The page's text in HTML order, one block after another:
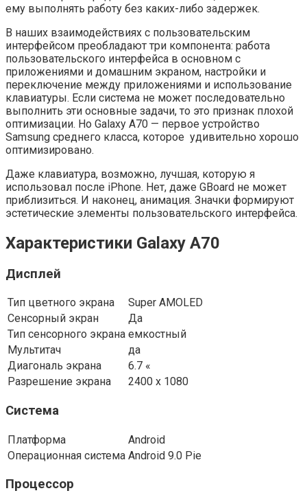
ему выполнять работу без каких-либо задержек.
В наших взаимодействиях с пользовательским
интерфейсом преобладают три компонента: работа
пользовательского интерфейса в основном с
приложениями и домашним экраном, настройки и
переключение между приложениями и использование
клавиатуры. Если система не может последовательно
выполнить эти основные задачи, то это признак плохой
оптимизации. Но Galaxy A70 — первое устройство
Samsung среднего класса, которое удивительно хорошо
оптимизировано.
Даже клавиатура, возможно, лучшая, которую я
использовал после iPhone. Нет, даже GBoard не может
приблизиться. И наконец, анимация. Значки формируют
эстетические элементы пользовательского интерфейса.
Характеристики Galaxy A70
Дисплей
Тип цветного экрана
Super AMOLED
Сенсорный экран
Да
Тип сенсорного экрана емкостный
Мультитач
да
Диагональ экрана
6.7 «
Разрешение экрана
2400 x 1080
Система
Платформа
Android
Операционная система Android 9.0 Pie
Процессор